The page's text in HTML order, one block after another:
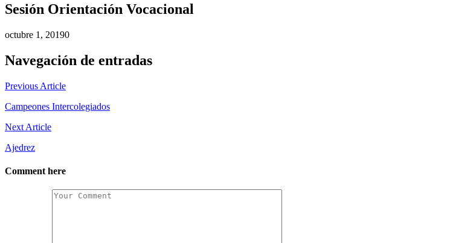
Sesión Orientación Vocacional
octubre 1, 20190
Navegación de entradas
Previous Article
Campeones Intercolegiados
Next Article
Ajedrez
Comment here